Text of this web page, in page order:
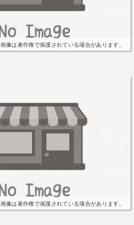
画像は著作権で保護されている場合があります。
画像は著作権で保護されている場合があります。